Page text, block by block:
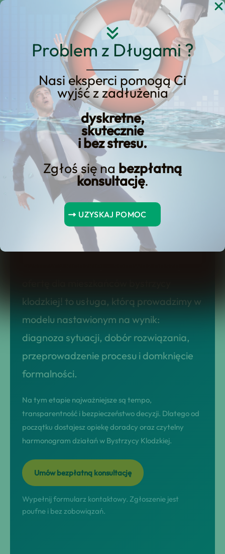
Problem z Długami ?
Nasi eksperci pomogą Ci
wyjść z zadłużenia
dyskretne,
skutecznie
i bez stresu.
Zgłoś się na bezpłatną
konsultację.
UZYSKAJ POMOC
Przejdź
KREDYT123.PL – OFERTA SPRZEDAŻOWA
Usługi Upadłości
Konsumenckiej w
Bystrzycy Klodzkiej –
Sprawdź Naszą Ofertę
dla Mieszkańców
Bystrzycy Klodzkiej!
usługi upadłości konsumenckiej w
klodzkiej! to usługa, którą prowadzimy w
modelu nastawionym na wynik:
diagnoza sytuacji, dobór rozwiązania,
przeprowadzenie procesu i domknięcie
formalności.
Na tym etapie najważniejsze są tempo,
transparentność i bezpieczeństwo decyzji. Dlatego od
początku dostajesz opiekę doradcy oraz czytelny
harmonogram działań w Bystrzycy Klodzkiej.
Umów bezpłatną konsultację
Wypełnij formularz kontaktowy. Zgłoszenie jest
poufne i bez zobowiązań.